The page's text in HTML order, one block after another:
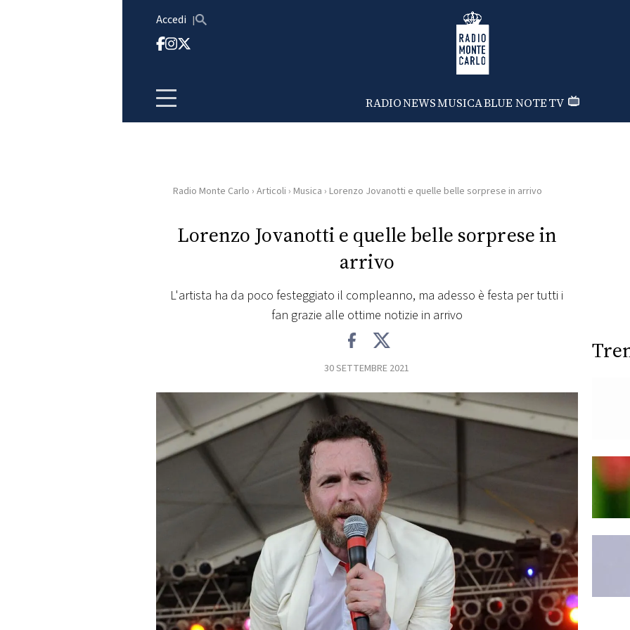
Accedi Radio Monte Carlo
RADIONEWSMUSICABLUE NOTETV
HOME
RADIO
RADIO
FOTO
CONCORSI
TV
PRINCIPATO
Radio Monte Carlo › Articoli › Musica › Lorenzo Jovanotti e quelle belle sorprese in arrivo
Lorenzo Jovanotti e quelle belle sorprese in
arrivo
L'artista ha da poco festeggiato il compleanno, ma adesso è festa per tutti i
fan grazie alle ottime notizie in arrivo
30 SETTEMBRE 2021